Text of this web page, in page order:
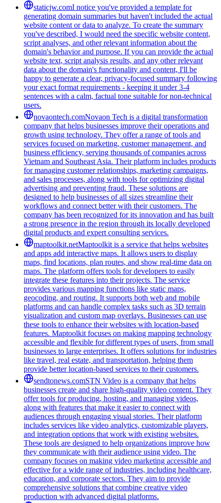
staticjw.comI notice you've provided a template for
generating domain summaries but haven't included the actual
website content or data to analyze. To create the summary
you've described, I would need the specific website content,
script analyses, and other relevant information about the
domain's behavior and purpose. If you can provide the actual
website text, script analysis results, and any other relevant
data about the domain's functionality and content, I'll be
happy to generate a clear, privacy-focused summary following
your exact format requirements - keeping it under 3-4
sentences with a calm, factual tone suitable for non-technical
users.
novaontech.comNovaon Tech is a digital transformation
company that helps businesses improve their operations and
growth using technology. They offer a range of tools and
services focused on marketing, customer management, and
business efficiency, serving thousands of companies across
Vietnam and Southeast Asia. Their platform includes products
for managing customer relationships, marketing campaigns,
and sales processes, along with tools for optimizing digital
advertising and preventing fraud. These solutions are
designed to help businesses of all sizes streamline their
workflows and connect better with their customers. The
company has been recognized for its innovation and has built
a strong presence in the region through its locally developed
digital products and expert consulting services.
maptoolkit.netMaptoolkit is a service that helps websites
and apps add interactive maps. It allows users to display
maps, find locations, plan routes, and show real-time data on
maps. The platform offers tools for developers to easily
integrate these features into their projects. The service
provides various mapping functions like static maps,
geocoding, and routing. It supports both web and mobile
platforms and can handle complex tasks such as 3D terrain
visualization and custom map overlays. Businesses can use
these tools to enhance their websites with location-based
features. Maptoolkit focuses on making mapping technology
accessible and flexible for different types of users, from small
businesses to large enterprises. It offers solutions for industries
like travel, real estate, and transportation, helping them
provide better location-based services to their customers.
sendtonews.comSTN Video is a company that helps
businesses create and share high-quality video content. They
offer tools for producing, hosting, and managing videos,
along with features that make it easier to connect with
audiences through engaging visual stories. Their platform
includes services like video analytics, customizable players,
and integration options that work with existing websites.
These tools are designed to help organizations improve how
they communicate with their audience using video. The
company focuses on making video marketing accessible and
effective for a wide range of industries, including healthcare,
education, and corporate sectors. They aim to provide
comprehensive solutions that combine creative video
production with advanced digital platforms.